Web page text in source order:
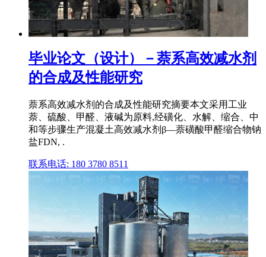
毕业论文（设计）－萘系高效减水剂
的合成及性能研究
萘系高效减水剂的合成及性能研究摘要本文采用工业
萘、硫酸、甲醛、液碱为原料,经磺化、水解、缩合、中
和等步骤生产混凝土高效减水剂β—萘磺酸甲醛缩合物钠
盐FDN, .
联系电话: 180 3780 8511